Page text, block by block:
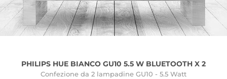
PHILIPS HUE BIANCO GU10 5.5 W BLUETOOTH X 2
Confezione da 2 lampadine GU10 - 5.5 Watt